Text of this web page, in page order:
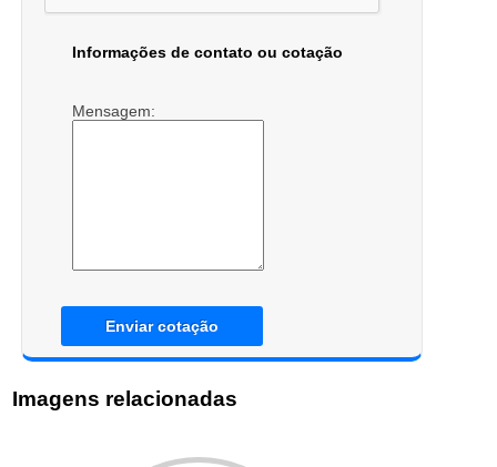
Informações de contato ou cotação
Mensagem:
Enviar cotação
Imagens relacionadas